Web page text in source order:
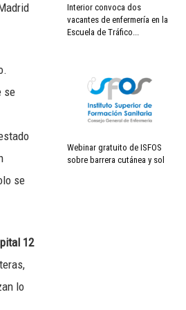
se
se
12
lo
Interior convoca dos
vacantes de enfermería en la
Escuela de Tráfico...
Webinar gratuito de ISFOS
sobre barrera cutánea y sol